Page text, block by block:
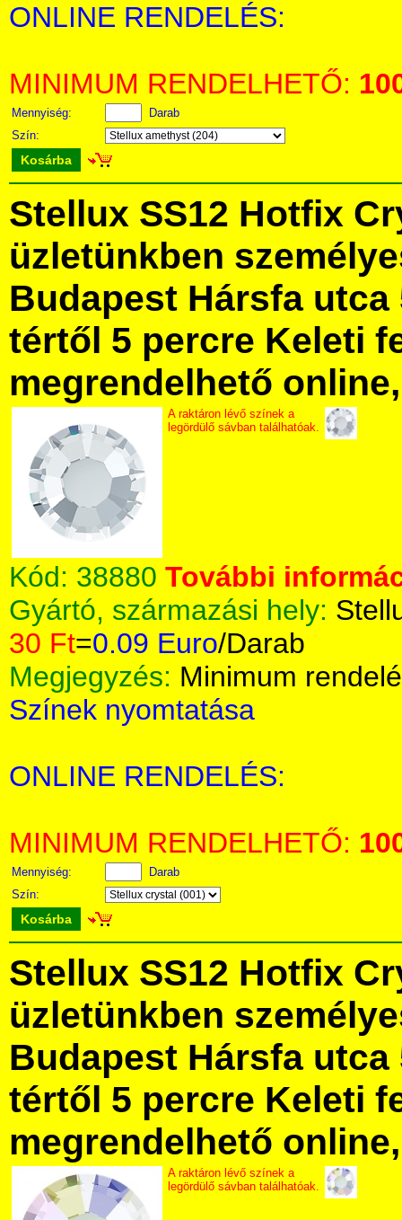
ONLINE RENDELÉS:
MINIMUM RENDELHETŐ:
Mennyiség:
Darab
Szín:
Kosárba
Stellux SS12 Hotfix
üzletünkben
Budapest Hársfa utca
tértől 5 percre Keleti
megrendelhető
A raktáron lévő színek a
legördülő sávban találhatóak.
Kód: 38880 További
Gyártó, származási hely:
30 Ft=0.09 Euro/Darab
Megjegyzés: Minimum
Színek nyomtatása
ONLINE RENDELÉS:
MINIMUM RENDELHETŐ:
Mennyiség:
Darab
Szín:
Kosárba
Stellux SS12 Hotfix
üzletünkben
Budapest Hársfa utca
tértől 5 percre Keleti
megrendelhető
A raktáron lévő színek a
legördülő sávban találhatóak.